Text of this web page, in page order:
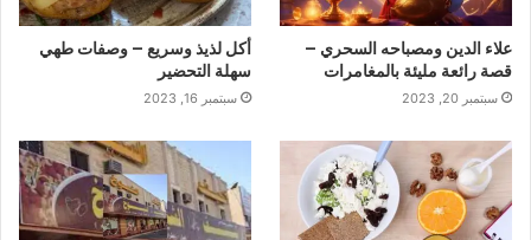
علاء الدين ومصباحه السحري –
قصة رائعة مليئة بالمغامرات
سبتمبر 20, 2023
أكل لذيذ وسريع – وصفات طهي
سهلة التحضير
سبتمبر 16, 2023